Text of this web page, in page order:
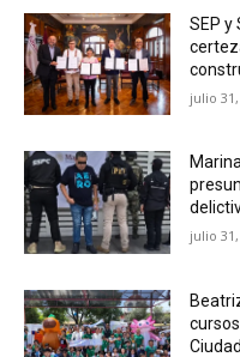
SEP
julio
julio